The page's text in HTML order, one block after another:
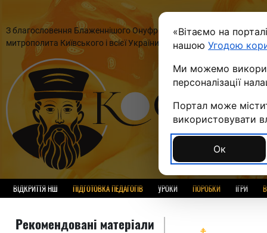
«Вітаємо на
нашою Угодою
Ми можемо
персоналізації
Портал може
використовувати
Ок
З благословення Блаженнішого Онуфрія,
митрополита Київського і всієї України
ВІДКРИТТЯ НШ ПІДГОТОВКА ПЕДАГОГІВ УРОКИ ПОРОБКИ ІГРИ
Рекомендовані матеріали